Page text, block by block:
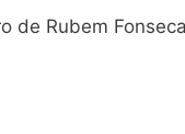
de Rubem